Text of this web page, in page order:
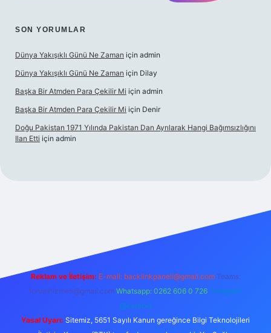
SON YORUMLAR
Dünya Yakışıklı Günü Ne Zaman için admin
Dünya Yakışıklı Günü Ne Zaman için Dilay
Başka Bir Atmden Para Çekilir Mi için admin
Başka Bir Atmden Para Çekilir Mi için Denir
Doğu Pakistan 1971 Yılında Pakistan Dan Ayrılarak Hangi Bağımsızlığını
Ilan Etti için admin
Reklam ve İletişim: E-mail: backlinkpaneli@gmail.com Teams:
forumhizmeti@gmail.com Whatsapp: 0262 606 0 726 Telegram:
@karabul
Yasal Uyarı: Sitemiz, 5651 Sayılı Kanun gereğince Bilgi Teknolojileri